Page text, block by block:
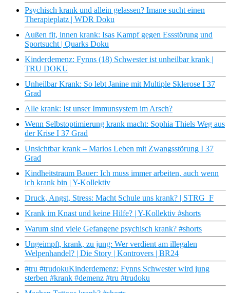
Psychisch krank und allein gelassen? Imane sucht einen
Therapieplatz | WDR Doku
Außen fit, innen krank: Isas Kampf gegen Essstörung und
Sportsucht | Quarks Doku
Kinderdemenz: Fynns (18) Schwester ist unheilbar krank |
TRU DOKU
Unheilbar Krank: So lebt Janine mit Multiple Sklerose I 37
Grad
Alle krank: Ist unser Immunsystem im Arsch?
Wenn Selbstoptimierung krank macht: Sophia Thiels Weg aus
der Krise I 37 Grad
Unsichtbar krank – Marios Leben mit Zwangsstörung I 37
Grad
Kindheitstraum Bauer: Ich muss immer arbeiten, auch wenn
ich krank bin | Y-Kollektiv
Druck, Angst, Stress: Macht Schule uns krank? | STRG_F
Krank im Knast und keine Hilfe? | Y-Kollektiv #shorts
Warum sind viele Gefangene psychisch krank? #shorts
Ungeimpft, krank, zu jung: Wer verdient am illegalen
Welpenhandel? | Die Story | Kontrovers | BR24
#tru #trudokuKinderdemenz: Fynns Schwester wird jung
sterben #krank #demenz #tru #trudoku